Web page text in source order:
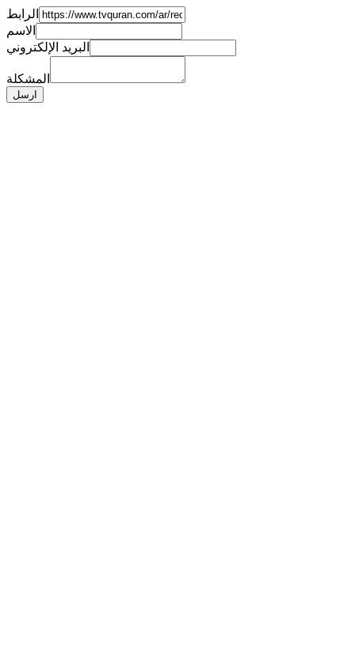
الرابط
الاسم
البريد الإلكتروني
المشكلة
ارسل